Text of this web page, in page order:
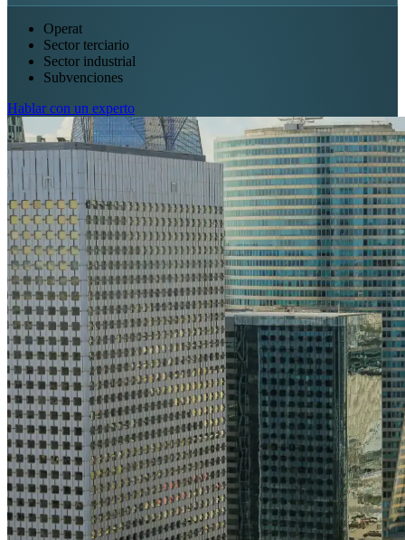
Operat
Sector terciario
Sector industrial
Subvenciones
Hablar con un experto